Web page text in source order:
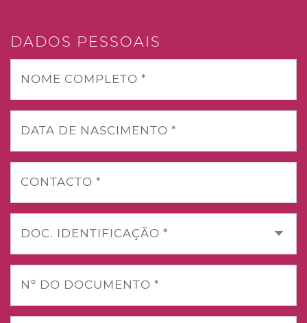
DADOS PESSOAIS
NOME COMPLETO *
DATA DE NASCIMENTO *
CONTACTO *
DOC. IDENTIFICAÇÃO *
Nº DO DOCUMENTO *